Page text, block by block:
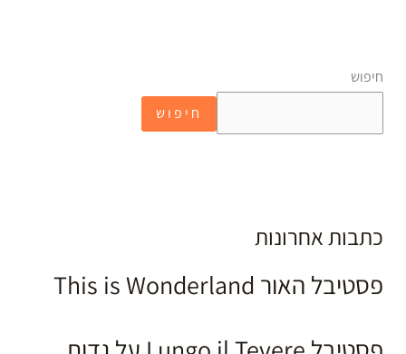
חיפוש
חיפוש
כתבות אחרונות
פסטיבל האור This is Wonderland